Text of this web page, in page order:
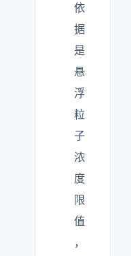
依
据
是
悬
浮
粒
子
浓
度
限
值
，